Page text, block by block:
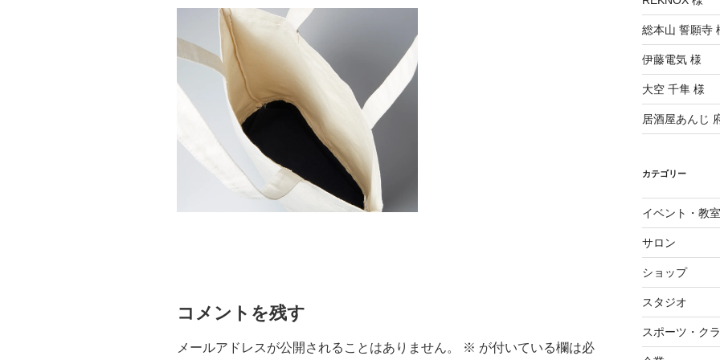
コメントを残す
メールアドレスが公開されることはありません。 ※ が付いている欄は必
総本山 誓願寺
伊藤電気 様
大空 千隼 様
居酒屋あんじ
カテゴリー
イベント・教室
サロン
ショップ
スタジオ
スポーツ・ク